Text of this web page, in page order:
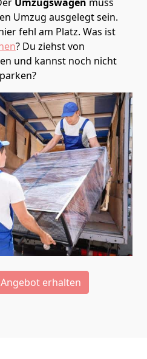
Umzug ausgelegt sein.
fehl am Platz. Was ist
? Du ziehst von
und kannst noch nicht
erhalten